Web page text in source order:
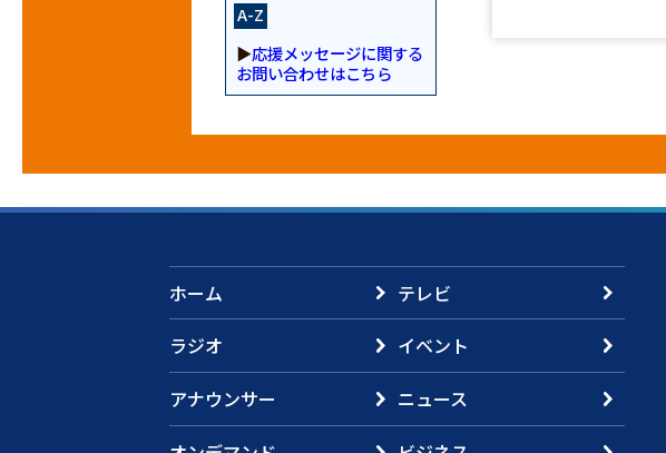
A-Z
▶応援メッセージに関する
お問い合わせはこちら
ホーム
テレビ
ラジオ
イベント
アナウンサー
ニュース